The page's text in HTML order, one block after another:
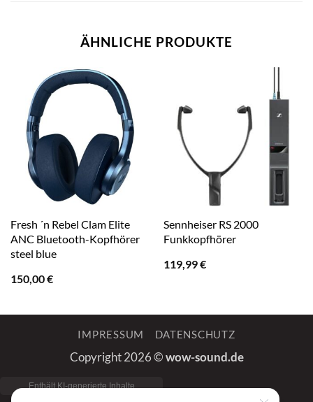
ÄHNLICHE PRODUKTE
Fresh ´n Rebel Clam Elite
ANC Bluetooth-Kopfhörer
steel blue
150,00€
Sennheiser RS 2000
Funkkopfhörer
119,99€
IMPRESSUM DATENSCHUTZ
Copyright 2026 ©wow-sound.de